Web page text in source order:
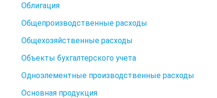
Облигация
Общепроизводственные расходы
Общехозяйственные расходы
Объекты бухгалтерского учета
Одноэлементные производственные расходы
Основная продукция